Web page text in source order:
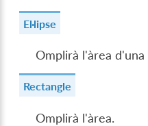
El·lipse
Omplirà l'àrea d'una
Rectangle
Omplirà l'àrea.